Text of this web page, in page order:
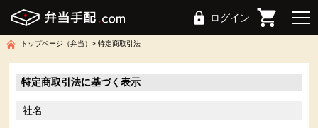
ログイン
トップページ（弁当） 特定商取引法
特定商取引法に基づく表示
社名